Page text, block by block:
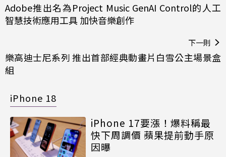
Adobe推出名為Project Music GenAI Control的人工
智慧技術應用工具 加快音樂創作
下一則
樂高迪士尼系列 推出首部經典動畫片白雪公主場景盒
組
iPhone 18
iPhone 17要漲！爆料稱最
快下周調價 蘋果提前動手原
因曝